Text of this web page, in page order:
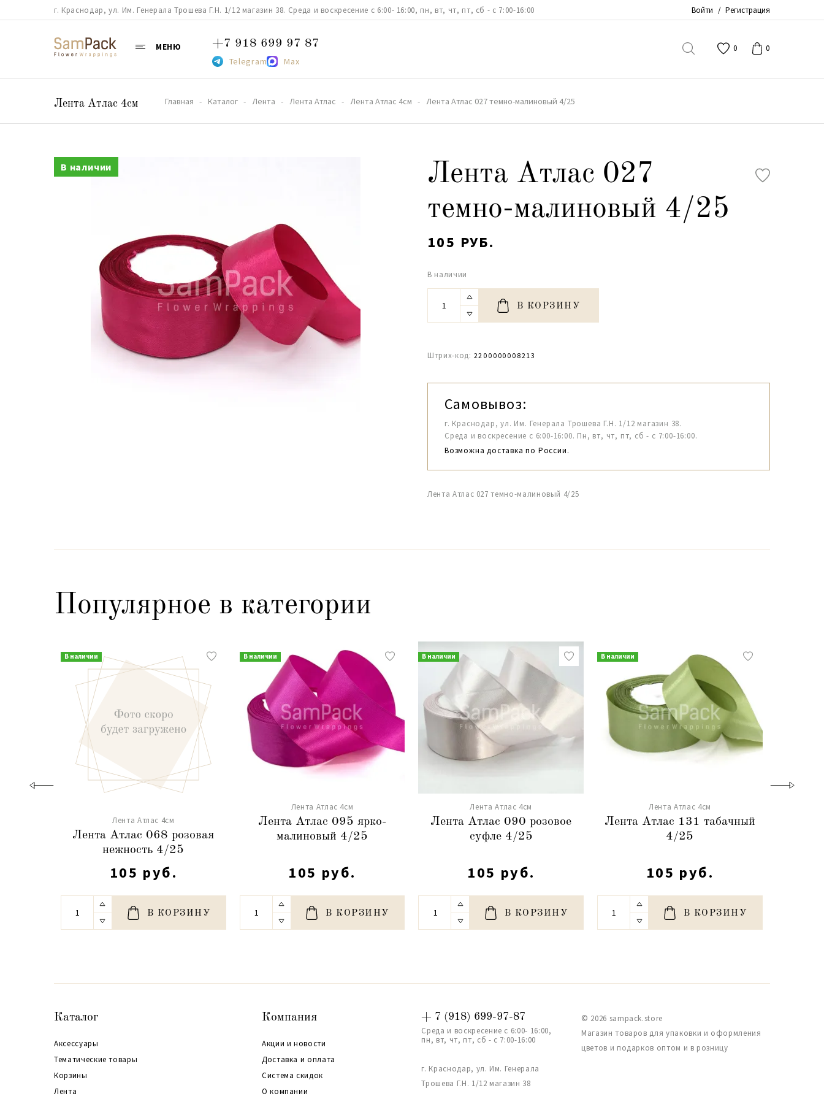
г. Краснодар, ул. Им. Генерала Трошева Г.Н. 1/12 магазин 38. Среда и воскресение с 6:00- 16:00, пн, вт, чт, пт, сб - с 7:00-16:00 Войти / Регистрация
МЕНЮ +7 918 699 97 87
Telegram Max
0 0
Лента Атлас 4см Главная Каталог Лента Лента Атлас Лента Атлас 4см Лента Атлас 027 темно-малиновый 4/25
В наличии
Лента Атлас 027
темно-малиновый 4/25
105 РУБ.
В наличии
В КОРЗИНУ
Штрих-код: 2200000008213
Самовывоз:
г. Краснодар, ул. Им. Генерала Трошева Г.Н. 1/12 магазин 38.
Среда и воскресение с 6:00-16:00. Пн, вт, чт, пт, сб - с 7:00-16:00.
Возможна доставка по России.
Лента Атлас 027 темно-малиновый 4/25
Популярное в категории
В наличии
Лента Атлас 4см
Лента Атлас 068 розовая
нежность 4/25
105 руб.
В КОРЗИНУ
В наличии
Лента Атлас 4см
Лента Атлас 095 ярко-
малиновый 4/25
105 руб.
В КОРЗИНУ
В наличии
Лента Атлас 4см
Лента Атлас 090 розовое
суфле 4/25
105 руб.
В КОРЗИНУ
В наличии
Лента Атлас 4см
Лента Атлас 131 табачный
4/25
105 руб.
В КОРЗИНУ
Каталог
Аксессуары
Тематические товары
Корзины
Лента
Компания
Акции и новости
Доставка и оплата
Система скидок
О компании
+ 7 (918) 699-97-87
Среда и воскресение с 6:00- 16:00,
пн, вт, чт, пт, сб - с 7:00-16:00
г. Краснодар, ул. Им. Генерала
Трошева Г.Н. 1/12 магазин 38
© 2026 sampack.store
Магазин товаров для упаковки и оформления
цветов и подарков оптом и в розницу